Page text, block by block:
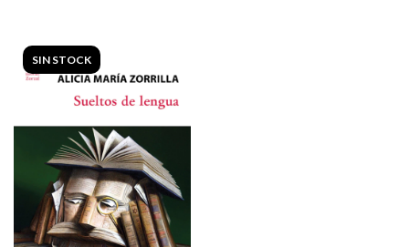
SIN STOCK